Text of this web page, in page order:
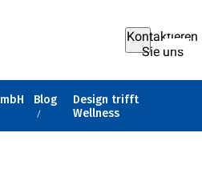
Kontaktieren
Sie uns
Blog
Design trifft
Wellness